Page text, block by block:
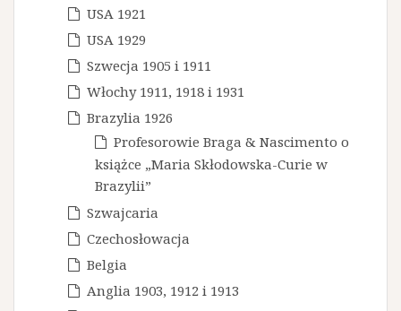
USA 1921
USA 1929
Szwecja 1905 i 1911
Włochy 1911, 1918 i 1931
Brazylia 1926
Profesorowie Braga & Nascimento o
książce „Maria Skłodowska-Curie w
Brazylii”
Szwajcaria
Czechosłowacja
Belgia
Anglia 1903, 1912 i 1913